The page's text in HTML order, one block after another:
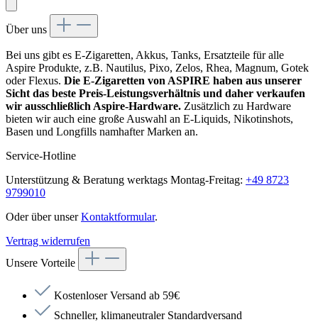
Über uns
Bei uns gibt es E-Zigaretten, Akkus, Tanks, Ersatzteile für alle
Aspire Produkte, z.B. Nautilus, Pixo, Zelos, Rhea, Magnum, Gotek
oder Flexus. Die E-Zigaretten von ASPIRE haben aus unserer
Sicht das beste Preis-Leistungsverhältnis und daher verkaufen
wir ausschließlich Aspire-Hardware. Zusätzlich zu Hardware
bieten wir auch eine große Auswahl an E-Liquids, Nikotinshots,
Basen und Longfills namhafter Marken an.
Service-Hotline
Unterstützung & Beratung werktags Montag-Freitag: +49 8723
9799010
Oder über unserKontaktformular.
Vertrag widerrufen
Unsere Vorteile
Kostenloser Versand ab 59€
Schneller, klimaneutraler Standardversand